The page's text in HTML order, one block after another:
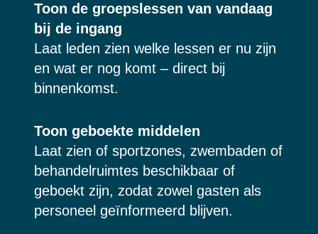
Toon de groepslessen van vandaag
bij de ingang
Laat leden zien welke lessen er nu zijn
en wat er nog komt – direct bij
binnenkomst.
Toon geboekte middelen
Laat zien of sportzones, zwembaden of
behandelruimtes beschikbaar of
geboekt zijn, zodat zowel gasten als
personeel geïnformeerd blijven.